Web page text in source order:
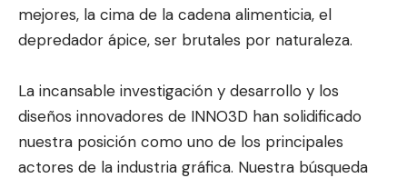
mejores, la cima de la cadena alimenticia, el
depredador ápice, ser brutales por naturaleza.
La incansable investigación y desarrollo y los
diseños innovadores de INNO3D han solidificado
nuestra posición como uno de los principales
actores de la industria gráfica. Nuestra búsqueda